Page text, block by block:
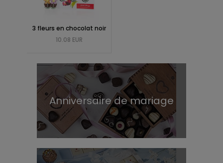
3 fleurs en chocolat noir
10.08 EUR
Anniversaire de mariage